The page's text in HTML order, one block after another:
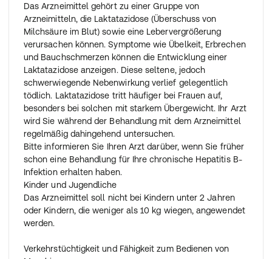
Das Arzneimittel gehört zu einer Gruppe von
Arzneimitteln, die Laktatazidose (Überschuss von
Milchsäure im Blut) sowie eine Lebervergrößerung
verursachen können. Symptome wie Übelkeit, Erbrechen
und Bauchschmerzen können die Entwicklung einer
Laktatazidose anzeigen. Diese seltene, jedoch
schwerwiegende Nebenwirkung verlief gelegentlich
tödlich. Laktatazidose tritt häufiger bei Frauen auf,
besonders bei solchen mit starkem Übergewicht. Ihr Arzt
wird Sie während der Behandlung mit dem Arzneimittel
regelmäßig dahingehend untersuchen.
Bitte informieren Sie Ihren Arzt darüber, wenn Sie früher
schon eine Behandlung für Ihre chronische Hepatitis B-
Infektion erhalten haben.
Kinder und Jugendliche
Das Arzneimittel soll nicht bei Kindern unter 2 Jahren
oder Kindern, die weniger als 10 kg wiegen, angewendet
werden.
Verkehrstüchtigkeit und Fähigkeit zum Bedienen von